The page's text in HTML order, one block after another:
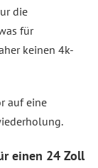
die
für
keinen 4k-
auf eine
einen 24 Zoll